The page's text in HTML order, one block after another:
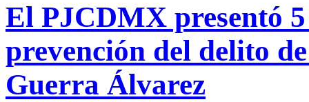
El PJCDMX presentó
prevención del delito
Guerra Álvarez